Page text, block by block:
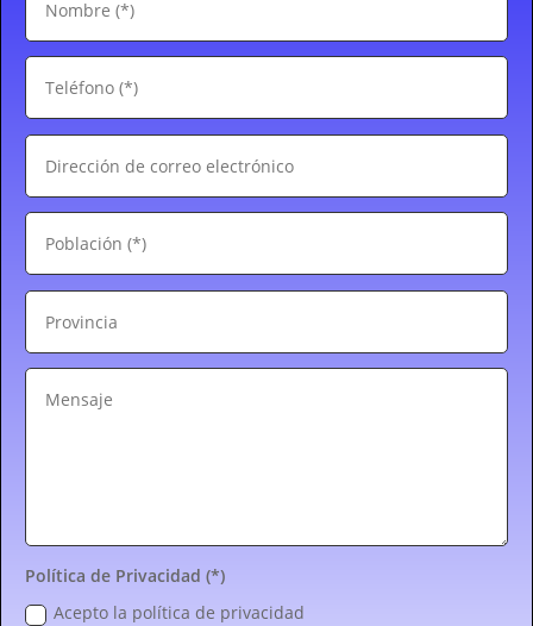
Política de Privacidad (*)
Acepto la política de privacidad